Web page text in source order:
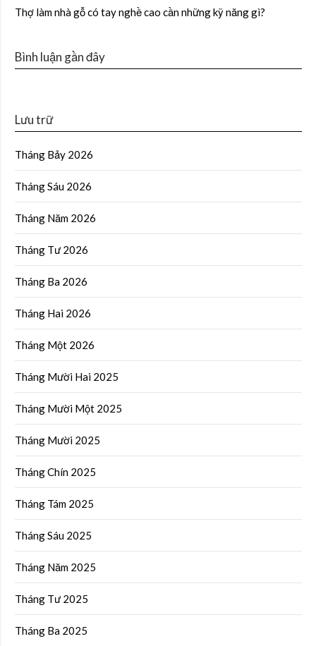
Thợ làm nhà gỗ có tay nghề cao cần những kỹ năng gì?
Bình luận gần đây
Lưu trữ
Tháng Bảy 2026
Tháng Sáu 2026
Tháng Năm 2026
Tháng Tư 2026
Tháng Ba 2026
Tháng Hai 2026
Tháng Một 2026
Tháng Mười Hai 2025
Tháng Mười Một 2025
Tháng Mười 2025
Tháng Chín 2025
Tháng Tám 2025
Tháng Sáu 2025
Tháng Năm 2025
Tháng Tư 2025
Tháng Ba 2025